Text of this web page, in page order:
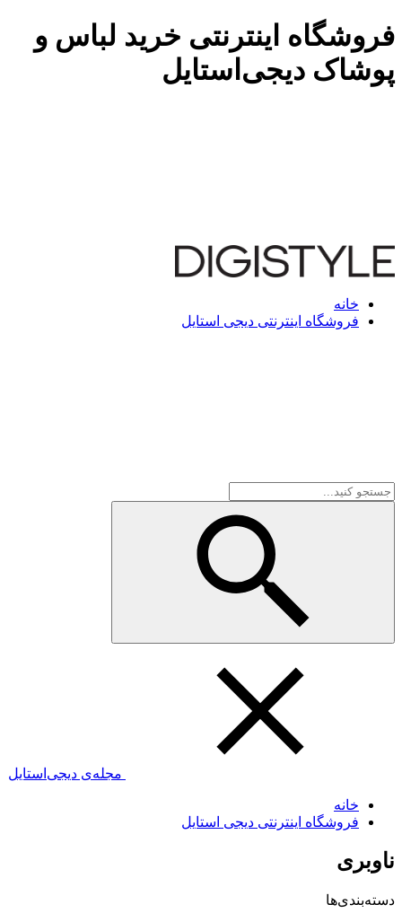
فروشگاه اینترنتی خرید لباس و
پوشاک دیجی‌استایل
خانه
فروشگاه اینترنتی دیجی استایل
مجله‌ی دیجی‌استایل
خانه
فروشگاه اینترنتی دیجی استایل
ناوبری
دسته‌بندی‌ها